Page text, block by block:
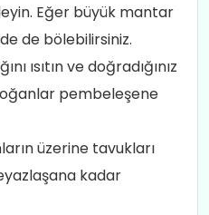
Eğer büyük mantar
de bölebilirsiniz.
ısıtın ve doğradığınız
pembeleşene
üzerine tavukları
kadar